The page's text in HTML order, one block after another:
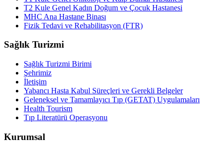
T2 Kule Genel Kadın Doğum ve Çocuk Hastanesi
MHC Ana Hastane Binası
Fizik Tedavi ve Rehabilitasyon (FTR)
Sağlık Turizmi
Sağlık Turizmi Birimi
Şehrimiz
İletişim
Yabancı Hasta Kabul Süreçleri ve Gerekli Belgeler
Geleneksel ve Tamamlayıcı Tıp (GETAT) Uygulamaları
Health Tourism
Tıp Literatürü Operasyonu
Kurumsal